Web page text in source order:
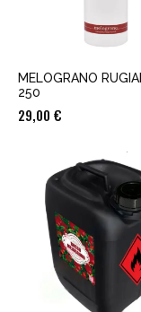
MELOGRANO
250
29,00 €